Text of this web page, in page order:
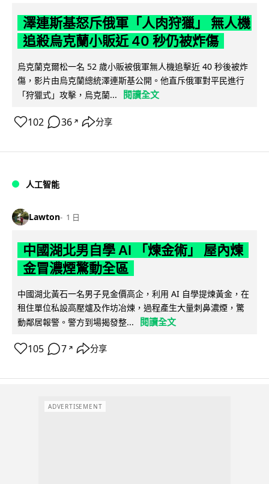
澤連斯基怒斥俄軍「人肉狩獵」 無人機
追殺烏克蘭小販近 40 秒仍被炸傷
烏克蘭克爾松一名 52 歲小販被俄軍無人機追擊近 40 秒後被炸
傷，影片由烏克蘭總統澤連斯基公開。他直斥俄軍對平民進行
「狩獵式」攻擊，烏克蘭...
閱讀全文
102 36 ↗ 分享
人工智能
Lawton 1 日
中國湖北男自學 AI 「煉金術」 屋內煉
金冒濃煙驚動全區
中國湖北黃石一名男子見金價高企，利用 AI 自學提煉黃金，在
租住單位私設高壓爐及作坊冶煉，過程產生大量刺鼻濃煙，驚
動鄰居報警。警方到場揭發整...
閱讀全文
105 7 ↗ 分享
ADVERTISEMENT